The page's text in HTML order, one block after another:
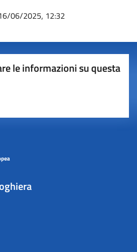
06/2025, 12:32
le informazioni su questa
5 stelle su 5
su 5
su 5